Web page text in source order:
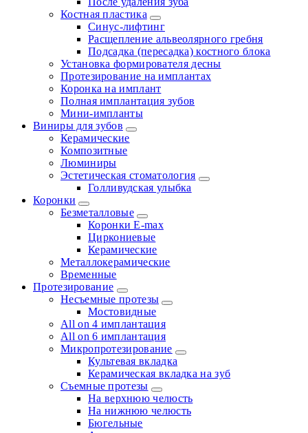
Костная пластика
Синус-лифтинг
Расщепление альвеолярного гребня
Подсадка (пересадка) костного блока
Установка формирователя десны
Протезирование на имплантах
Коронка на имплант
Полная имплантация зубов
Мини-импланты
Виниры для зубов
Керамические
Композитные
Люминиры
Эстетическая стоматология
Голливудская улыбка
Коронки
Безметалловые
Коронки E-max
Циркониевые
Керамические
Металлокерамические
Временные
Протезирование
Несъемные протезы
Мостовидные
All on 4 имплантация
All on 6 имплантация
Микропротезирование
Культевая вкладка
Керамическая вкладка на зуб
Съемные протезы
На верхнюю челюсть
На нижнюю челюсть
Бюгельные